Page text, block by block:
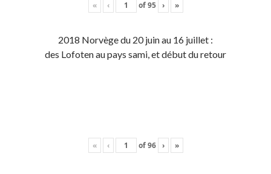
« ‹ of95 › »
2018 Norvège du 20 juin au 16 juillet :
des Lofoten au pays sami, et début du retour
« ‹ of96 › »